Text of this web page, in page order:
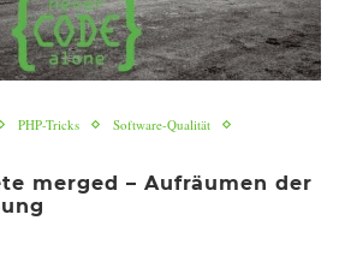
PHP-Tricks
Software-Qualität
merged – Aufräumen der